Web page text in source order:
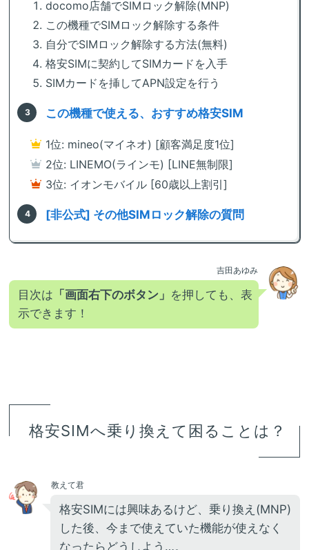
docomo店舗でSIMロック解除(MNP)
この機種でSIMロック解除する条件
自分でSIMロック解除する方法(無料)
格安SIMに契約してSIMカードを入手
SIMカードを挿してAPN設定を行う
この機種で使える、おすすめ格安SIM
1位: mineo(マイネオ) [顧客満足度1位]
2位: LINEMO(ラインモ) [LINE無制限]
3位: イオンモバイル [60歳以上割引]
[非公式] その他SIMロック解除の質問
吉田あゆみ
目次は 「画面右下のボタン」 を押しても、表
示できます！
格安SIMへ乗り換えて困ることは？
教えて君
格安SIMには興味あるけど、乗り換え(MNP)
した後、今まで使えていた機能が使えなく
なったらどうしよう…。